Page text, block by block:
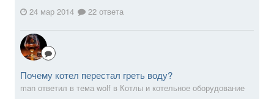
24 мар 2014
22 ответа
Почему котел перестал греть воду?
man ответил в тема wolf в Котлы и котельное оборудование